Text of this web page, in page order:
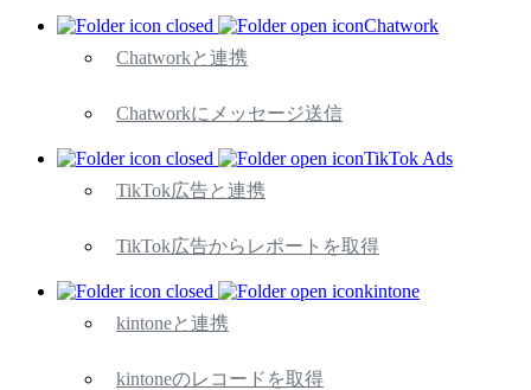
Chatwork
Chatworkと連携
Chatworkにメッセージ送信
TikTok Ads
TikTok広告と連携
TikTok広告からレポートを取得
kintone
kintoneと連携
kintoneのレコードを取得